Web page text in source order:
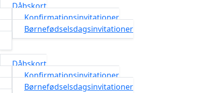
Dåbskort
Konfirmationsinvitationer
Børnefødselsdagsinvitationer
Dåbskort
Konfirmationsinvitationer
Børnefødselsdagsinvitationer